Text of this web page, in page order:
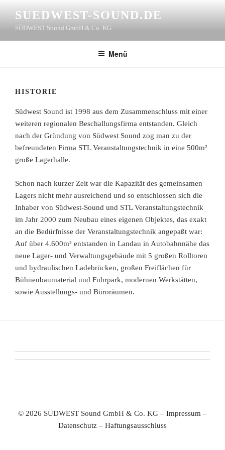
Inhalt
springen
SUEDWEST-SOUND.DE
SÜDWEST Sound GmbH & Co. KG
Menü
HISTORIE
Südwest Sound ist 1998 aus dem Zusammenschluss mit einer
weiteren regionalen Beschallungsfirma entstanden. Gleich
nach der Gründung von Südwest Sound zog man zu der
befreundeten Firma STL Veranstaltungstechnik in eine 500m²
große Lagerhalle.
Schon nach kurzer Zeit war die Kapazität des gemeinsamen
Lagers nicht mehr ausreichend und so entschlossen sich die
Inhaber von Südwest-Sound und STL Veranstaltungstechnik
im Jahr 2000 zum Neubau eines eigenen Objektes, das exakt
an die Bedürfnisse der Veranstaltungstechnik angepaßt war:
Auf über 4.600m² entstanden in Landau in Autobahnnähe das
neue Lager- und Verwaltungsgebäude mit 5 großen Rolltoren
und hydraulischen Ladebrücken, großen Freiflächen für
Bühnenbaumaterial und Fuhrpark, modernen Werkstätten,
sowie Ausstellungs- und Büroräumen.
© 2026 SÜDWEST Sound GmbH & Co. KG – Impressum –
Datenschutz – Haftungsausschluss